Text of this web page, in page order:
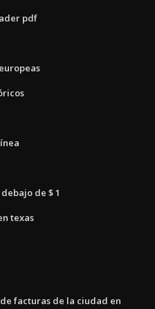
pdf
de $ 1
texas
facturas de la ciudad en